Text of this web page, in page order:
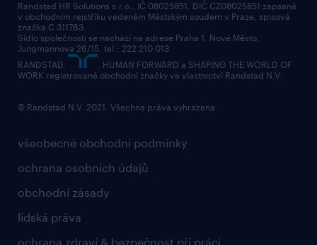
všeobecné obchodní podmínky
ochrana osobních údajů
obchodní zásady
lidská práva
ochrana zdraví & bezpečnost při práci
Randstad HR Solutions s.r.o., IČ 08025851, DIČ CZ08025851 zapsaná
v obchodním rejstříku vedeném Městským soudem v Praze, spisová
značka C 311763.
Sídlo společnosti se nachází na adrese Praha 1, Nové Město,
Jungmannova 26/15, tel.: 222 210 013
RANDSTAD,
, HUMAN FORWARD a SHAPING THE WORLD OF
WORK registrované obchodní značky ve vlastnictví Randstad N.V.
© Randstad N.V. 2021. Všechna práva vyhrazena.